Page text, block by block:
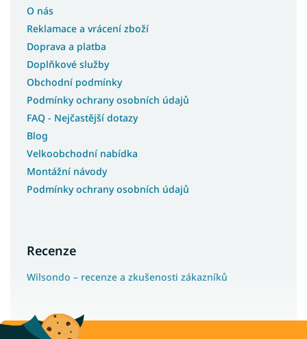
O nás
Reklamace a vrácení zboží
Doprava a platba
Doplňkové služby
Obchodní podmínky
Podmínky ochrany osobních údajů
FAQ - Nejčastější dotazy
Blog
Velkoobchodní nabídka
Montážní návody
Podmínky ochrany osobních údajů
Recenze
Wilsondo – recenze a zkušenosti zákazníků